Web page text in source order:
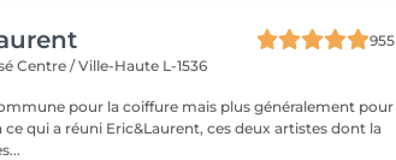
955
Centre / Ville-Haute L-1536
pour la coiffure mais plus généralement pour
ce qui a réuni Eric&Laurent, ces deux artistes dont la